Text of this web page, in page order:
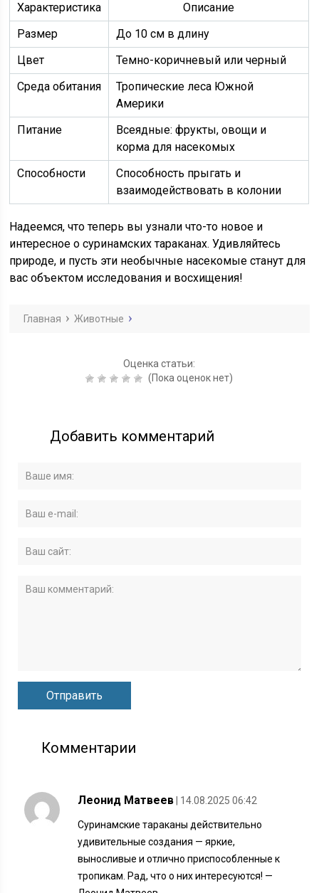
Характеристика
Описание
Размер
До 10 см в длину
Цвет
Темно-коричневый или черный
Среда обитания
Тропические леса Южной
Америки
Питание
Всеядные: фрукты, овощи и
корма для насекомых
Способности
Способность прыгать и
взаимодействовать в колонии
Надеемся, что теперь вы узнали что-то новое и
интересное о суринамских тараканах. Удивляйтесь
природе, и пусть эти необычные насекомые станут для
вас объектом исследования и восхищения!
Главная Животные
Оценка статьи:
(Пока оценок нет)
Добавить комментарий
Комментарии
Леонид Матвеев | 14.08.2025 06:42
Суринамские тараканы действительно
удивительные создания — яркие,
выносливые и отлично приспособленные к
тропикам. Рад, что о них интересуются! —